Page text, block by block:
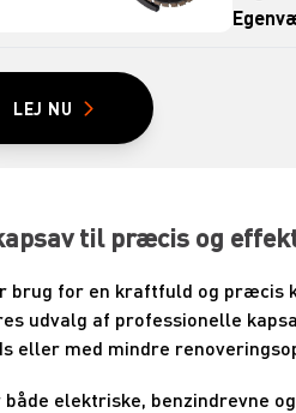
LEJ NU
til præcis og
brug for en kraftfuld og præcis
udvalg af professionelle
eller med mindre
både elektriske, benzindrevne